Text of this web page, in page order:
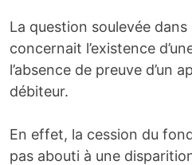
La question soulevée
concernait l’existence
l’absence de preuve d’un
débiteur.
En effet, la cession du
pas abouti à une